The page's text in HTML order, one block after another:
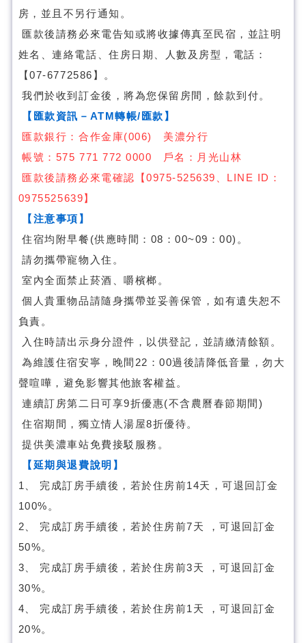
房，並且不另行通知。
匯款後請務必來電告知或將收據傳真至民宿，並註明
姓名、連絡電話、住房日期、人數及房型，電話：
【07-6772586】。
我們於收到訂金後，將為您保留房間，餘款到付。
【匯款資訊－ATM轉帳/匯款】
匯款銀行：合作金庫(006) 美濃分行
帳號：575 771 772 0000 戶名：月光山林
匯款後請務必來電確認【0975-525639、LINE ID：
0975525639】
【注意事項】
住宿均附早餐(供應時間：08：00~09：00)。
請勿攜帶寵物入住。
室內全面禁止菸酒、嚼檳榔。
個人貴重物品請隨身攜帶並妥善保管，如有遺失恕不
負責。
入住時請出示身分證件，以供登記，並請繳清餘額。
為維護住宿安寧，晚間22：00過後請降低音量，勿大
聲喧嘩，避免影響其他旅客權益。
連續訂房第二日可享9折優惠(不含農曆春節期間)
住宿期間，獨立情人湯屋8折優待。
提供美濃車站免費接駁服務。
【延期與退費說明】
1、 完成訂房手續後，若於住房前14天，可退回訂金
100%。
2、 完成訂房手續後，若於住房前7天 ，可退回訂金
50%。
3、 完成訂房手續後，若於住房前3天 ，可退回訂金
30%。
4、 完成訂房手續後，若於住房前1天 ，可退回訂金
20%。